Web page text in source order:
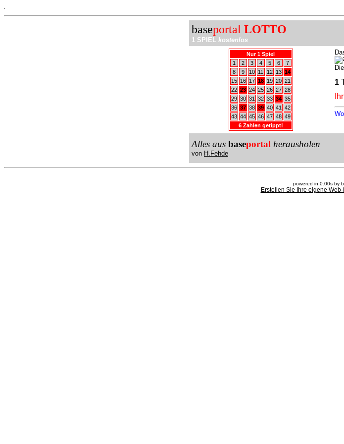
baseportal LOTTO
1 SPIEL kostenlos
Nur 1 Spiel
1
2 3 4 5 6
7
8
9 10 11 12 13 14
15
16 17 18 19 20 21
22 23 24 25 26 27 28
29 30 31 32 33 34 35
36 37 38 39 40 41
42
43 44 45 46 47 48 49
6 Zahlen getippt!
1
Alles aus baseportal herausholen
von H.Fehde
powered in 0.00s by
Erstellen Sie Ihre eigene